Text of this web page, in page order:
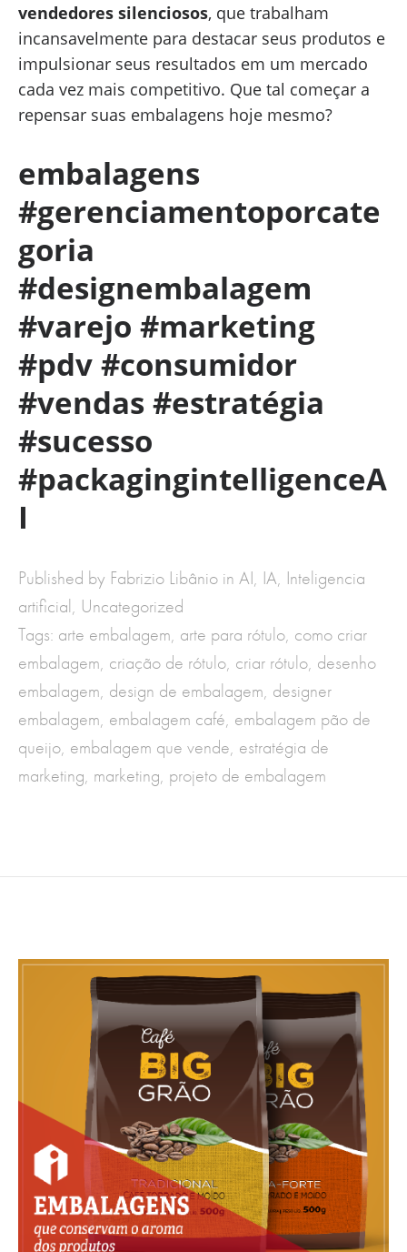
vendedores silenciosos, que trabalham
incansavelmente para destacar seus produtos e
impulsionar seus resultados em um mercado
cada vez mais competitivo. Que tal começar a
repensar suas embalagens hoje mesmo?
embalagens
#gerenciamentoporcate
goria
#designembalagem
#varejo #marketing
#pdv #consumidor
#vendas #estratégia
#sucesso
#packagingintelligenceA
I
Published by Fabrizio Libânio in AI, IA, Inteligencia
artificial, Uncategorized
Tags: arte embalagem, arte para rótulo, como criar
embalagem, criação de rótulo, criar rótulo, desenho
embalagem, design de embalagem, designer
embalagem, embalagem café, embalagem pão de
queijo, embalagem que vende, estratégia de
marketing, marketing, projeto de embalagem